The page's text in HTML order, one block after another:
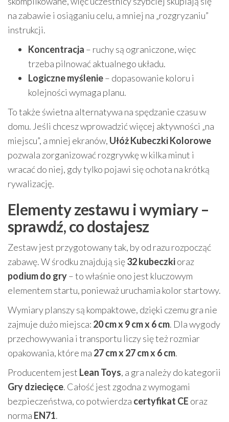
na zabawie i osiąganiu celu, a mniej na „rozgryzaniu”
instrukcji.
Koncentracja – ruchy są ograniczone, więc
trzeba pilnować aktualnego układu.
Logiczne myślenie– dopasowanie koloru i
kolejności wymaga planu.
To także świetna alternatywa na spędzanie czasu w
domu. Jeśli chcesz wprowadzić więcej aktywności „na
miejscu”, a mniej ekranów, Ułóż Kubeczki Kolorowe
pozwala zorganizować rozgrywkę w kilka minut i
wracać do niej, gdy tylko pojawi się ochota na krótką
rywalizację.
Elementy zestawu i wymiary –
sprawdź, co dostajesz
Zestaw jest przygotowany tak, by od razu rozpocząć
zabawę. W środku znajdują się32 kubeczkioraz
podium do gry– to właśnie ono jest kluczowym
elementem startu, ponieważ uruchamia kolor startowy.
Wymiary planszy są kompaktowe, dzięki czemu gra nie
zajmuje dużo miejsca: 20 cm x 9 cm x 6 cm. Dla wygody
przechowywania i transportu liczy się też rozmiar
opakowania, które ma 27 cm x 27 cm x 6 cm.
Producentem jest Lean Toys, a gra należy do kategorii
Gry dziecięce. Całość jest zgodna z wymogami
bezpieczeństwa, co potwierdza certyfikat CE oraz
norma EN71.